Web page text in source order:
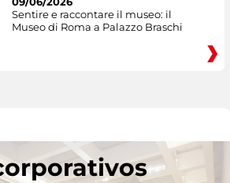
Sentire e raccontare il museo: il
Museo di Roma a Palazzo Braschi